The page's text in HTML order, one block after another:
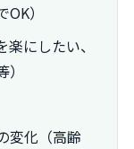
）
にしたい、
変化（高齢